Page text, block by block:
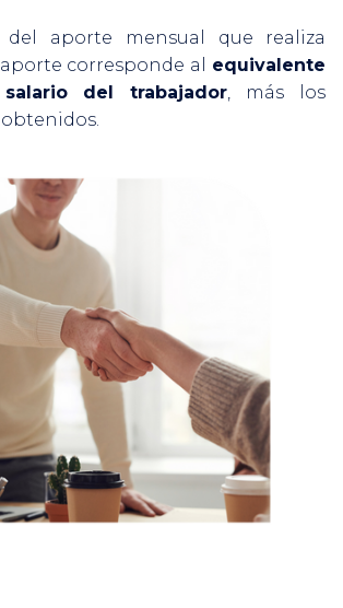
del aporte mensual que realiza
corresponde al equivalente
del trabajador , más los